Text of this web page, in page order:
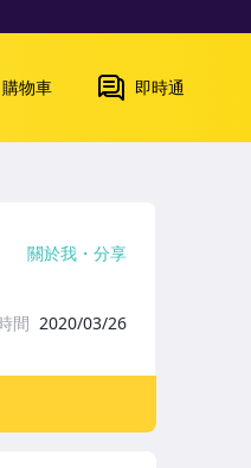
購物車 即時通
關於我 分享
間 2020/03/26